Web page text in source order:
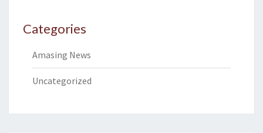
Categories
Amasing News
Uncategorized